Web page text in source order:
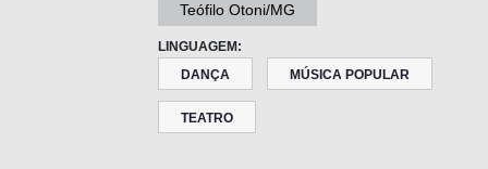
Teófilo Otoni/MG
LINGUAGEM:
DANÇA
MÚSICA POPULAR
TEATRO